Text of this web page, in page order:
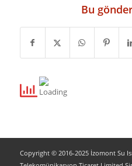
Bu
Copyright © 2016-2025 İzomont Su